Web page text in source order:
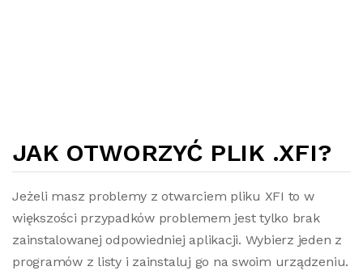
JAK OTWORZYĆ PLIK .XFI?
Jeżeli masz problemy z otwarciem pliku XFI to w
większości przypadków problemem jest tylko brak
zainstalowanej odpowiedniej aplikacji. Wybierz jeden z
programów z listy i zainstaluj go na swoim urządzeniu.